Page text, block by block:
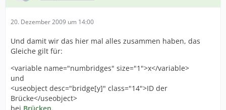
20. Dezember 2009 um 14:00
Und damit wir das hier mal alles zusammen haben, das
Gleiche gilt für:
<variable name="numbridges" size="1">x</variable>
und
<useobject desc="bridge[y]" class="14">ID der
Brücke</useobject>